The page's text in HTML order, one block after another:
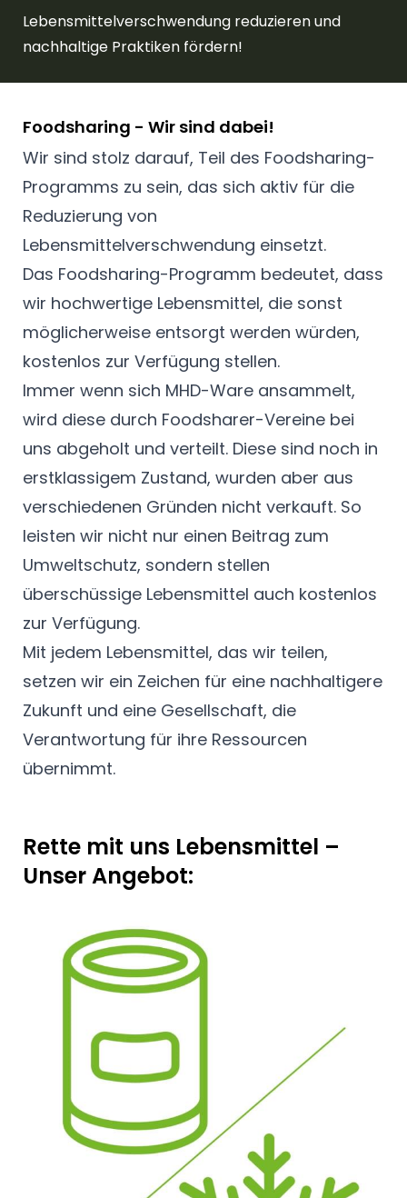
Lebensmittelverschwendung reduzieren und
nachhaltige Praktiken fördern!
Foodsharing - Wir sind dabei!
Wir sind stolz darauf, Teil des Foodsharing-
Programms zu sein, das sich aktiv für die
Reduzierung von
Lebensmittelverschwendung einsetzt.
Das Foodsharing-Programm bedeutet, dass
wir hochwertige Lebensmittel, die sonst
möglicherweise entsorgt werden würden,
kostenlos zur Verfügung stellen.
Immer wenn sich MHD-Ware ansammelt,
wird diese durch Foodsharer-Vereine bei
uns abgeholt und verteilt. Diese sind noch in
erstklassigem Zustand, wurden aber aus
verschiedenen Gründen nicht verkauft. So
leisten wir nicht nur einen Beitrag zum
Umweltschutz, sondern stellen
überschüssige Lebensmittel auch kostenlos
zur Verfügung.
Mit jedem Lebensmittel, das wir teilen,
setzen wir ein Zeichen für eine nachhaltigere
Zukunft und eine Gesellschaft, die
Verantwortung für ihre Ressourcen
übernimmt.
Rette mit uns Lebensmittel –
Unser Angebot: